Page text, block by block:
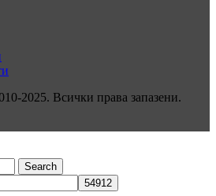
2025. Всички права запазени.
Search